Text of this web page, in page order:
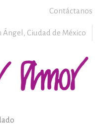
Contáctanos
Ángel, Ciudad de México